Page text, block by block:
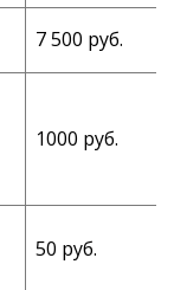
7 500 руб.
1000 руб.
50 руб.